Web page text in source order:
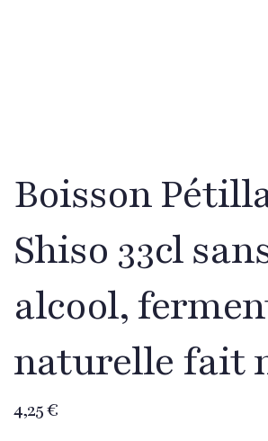
Boisson
Shiso 33cl
alcool,
naturelle fait
4,25€